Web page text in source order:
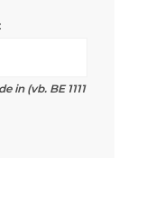
in (vb. BE 1111